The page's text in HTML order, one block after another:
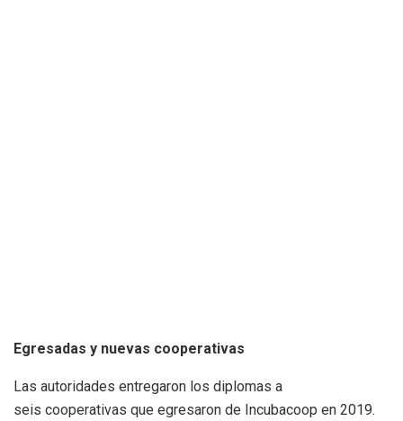
Egresadas y nuevas cooperativas
Las autoridades entregaron los diplomas a
seis cooperativas que egresaron de Incubacoop en 2019.